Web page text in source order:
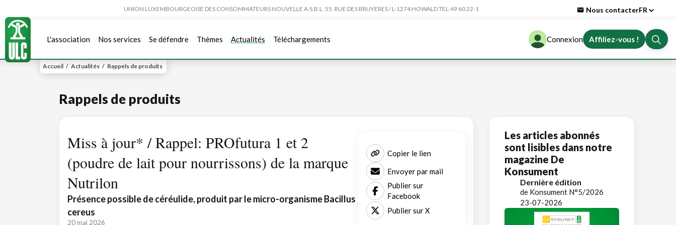
UNION LUXEMBOURGEOISE DES CONSOMMATEURS NOUVELLE A.S.B.L. 55, RUE DES BRUYERES / L-1274 HOWALD TEL:49 60 22-1 Nous contacterFR
L'association Nos services Se défendre Thèmes Actualités Téléchargements Connexion Affiliez-vous !
Accueil / Actualités / Rappels de produits
Rappels de produits
Miss à jour* / Rappel: PROfutura 1 et 2
(poudre de lait pour nourrissons) de la marque
Nutrilon
Présence possible de céréulide, produit par le micro-organisme Bacillus
cereus
20 mai 2026
Copier le lien
Envoyer par mail
Publier sur
Facebook
Publier sur X
Les articles abonnés
sont lisibles dans notre
magazine De
Konsument
Dernière édition
de Konsument N°5/2026
23-07-2026